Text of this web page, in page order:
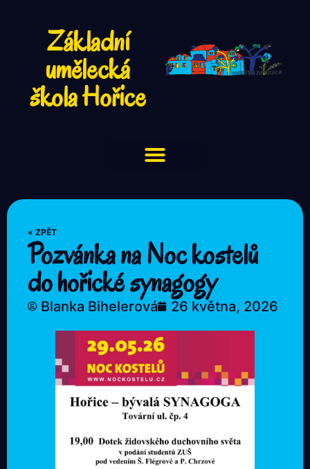
Základní
umělecká
škola Hořice
« ZPĚT
Pozvánka na Noc kostelů
do hořické synagogy
Blanka Bihelerová 26 května, 2026